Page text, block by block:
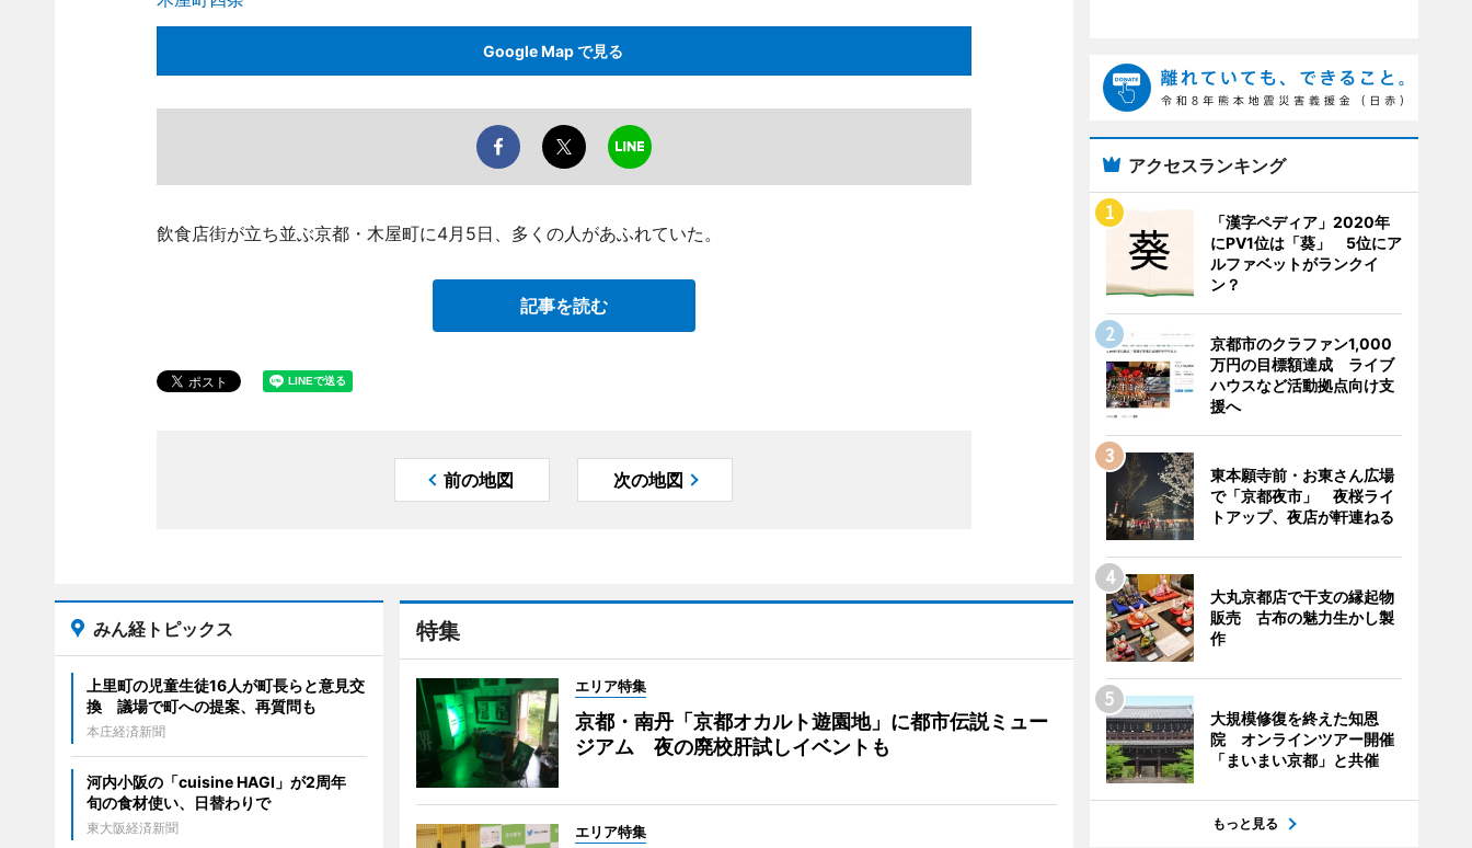
Google Map で見る
飲食店街が立ち並ぶ京都・木屋町に4月5日、多くの人があふれていた。
記事を読む
前の地図 次の地図
特集
エリア特集
京都・南丹「京都オカルト遊園地」に都市伝説ミュー
ジアム 夜の廃校肝試しイベントも
エリア特集
みん経トピックス
上里町の児童生徒16人が町長らと意見交
換 議場で町への提案、再質問も
本庄経済新聞
河内小阪の「cuisine HAGI」が2周年
旬の食材使い、日替わりで
東大阪経済新聞
アクセスランキング
「漢字ペディア」2020年
にPV1位は「葵」 5位にア
ルファベットがランクイ
ン？
京都市のクラファン1,000
万円の目標額達成 ライブ
ハウスなど活動拠点向け支
援へ
東本願寺前・お東さん広場
で「京都夜市」 夜桜ライ
トアップ、夜店が軒連ねる
大丸京都店で干支の縁起物
販売 古布の魅力生かし製
作
大規模修復を終えた知恩
院 オンラインツアー開催
「まいまい京都」と共催
もっと見る